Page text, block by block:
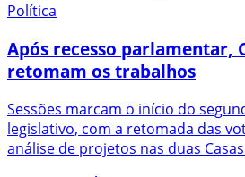
Política
Após recesso parlamentar,
retomam os trabalhos
Sessões marcam o início do
legislativo, com a retomada das
análise de projetos nas duas